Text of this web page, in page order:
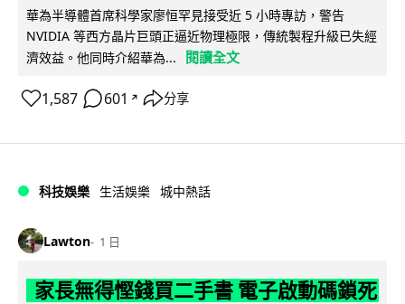
華為半導體首席科學家廖恒罕見接受近 5 小時專訪，警告
NVIDIA 等西方晶片巨頭正逼近物理極限，傳統製程升級已失經
濟效益。他同時介紹華為...
閱讀全文
1,587 601 ↗ 分享
科技娛樂 生活娛樂 城中熱話
Lawton 1 日
家長無得慳錢買二手書 電子啟動碼鎖死